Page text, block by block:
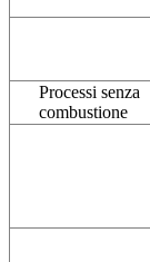
Processi senza
combustione